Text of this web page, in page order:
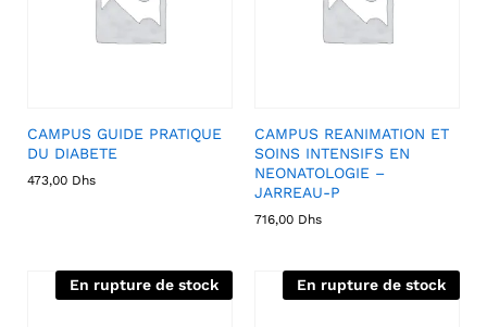
CAMPUS GUIDE PRATIQUE
DU DIABETE
473,00 Dhs
CAMPUS REANIMATION ET
SOINS INTENSIFS EN
NEONATOLOGIE –
JARREAU-P
716,00 Dhs
En rupture de stock En rupture de stock